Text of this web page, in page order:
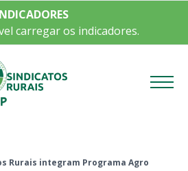
carregar os indicadores.
Rurais integram Programa Agro